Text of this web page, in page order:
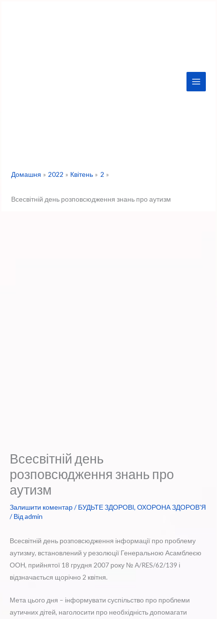
Домашня 2022 Квітень 2
Всесвітній день розповсюдження знань про аутизм
Всесвітній день
розповсюдження знань про
аутизм
Залишити коментар/ БУДЬТЕ ЗДОРОВІ, ОХОРОНА ЗДОРОВ'Я
/ Відadmin
Всесвітній день розповсюдження інформації про проблему
аутизму, встановлений у резолюції Генеральною Асамблеєю
ООН, прийнятої 18 грудня 2007 року № A/RES/62/139 і
відзначається щорічно 2 квітня.
Мета цього дня – інформувати суспільство про проблеми
аутичних дітей, наголосити про необхідність допомагати